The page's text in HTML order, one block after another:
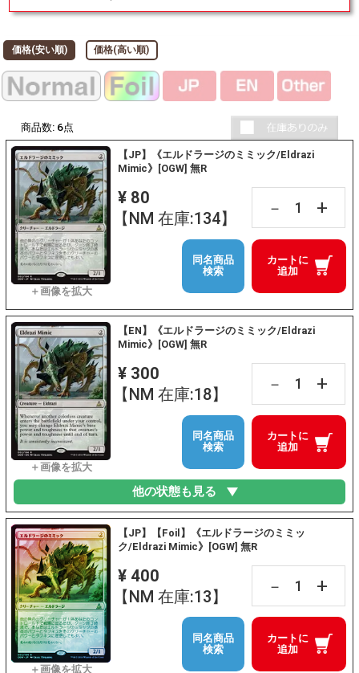
価格(安い順) 価格(高い順)
商品数: 6点
【JP】《エルドラージのミミック/Eldrazi
Mimic》[OGW] 無R
¥ 80
【NM 在庫:134】
－ +
カートに
追加
同名商品
検索
【EN】《エルドラージのミミック/Eldrazi
Mimic》[OGW] 無R
¥ 300
【NM 在庫:18】
－ +
カートに
追加
同名商品
検索
他の状態も見る
【JP】【Foil】《エルドラージのミミッ
ク/Eldrazi Mimic》[OGW] 無R
¥ 400
【NM 在庫:13】
－ +
カートに
追加
同名商品
検索